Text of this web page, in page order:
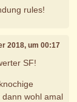
rules!
2018, um 00:17
SF!
wohl amal